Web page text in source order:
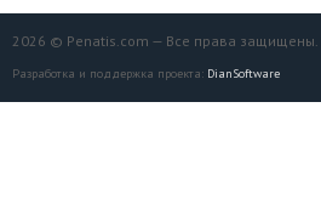
2026 © Penatis.com — Все права защищены.
Разработка и поддержка проекта: DianSoftware